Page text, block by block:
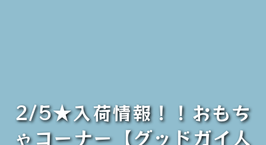
2/5★入荷情報！！おもち
ゃコーナー【グッドガイ人